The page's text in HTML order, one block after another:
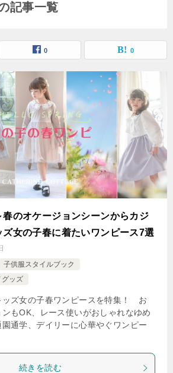
記事一覧
0 0
のオケージョンシーンからカジ
ズ女の子春に着たいワンピース7選
子供服スタイルブック
グッズ
ッズ女の子春ワンピースを特集！ お
もOK、レース使いがおしゃれなゆめ
通学、デイリーに心華やぐワンピー
続きを読む